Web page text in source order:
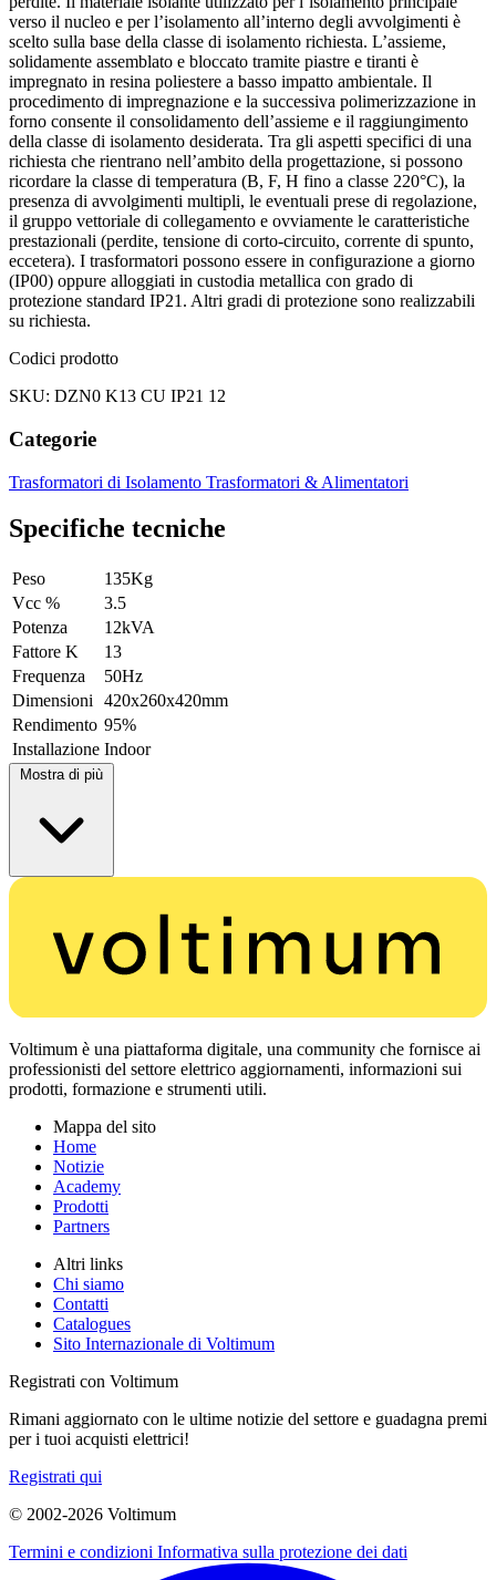
verso il nucleo e per l’isolamento all’interno degli avvolgimenti è
scelto sulla base della classe di isolamento richiesta. L’assieme,
solidamente assemblato e bloccato tramite piastre e tiranti è
impregnato in resina poliestere a basso impatto ambientale. Il
procedimento di impregnazione e la successiva polimerizzazione in
forno consente il consolidamento dell’assieme e il raggiungimento
della classe di isolamento desiderata. Tra gli aspetti specifici di una
richiesta che rientrano nell’ambito della progettazione, si possono
ricordare la classe di temperatura (B, F, H fino a classe 220°C), la
presenza di avvolgimenti multipli, le eventuali prese di regolazione,
il gruppo vettoriale di collegamento e ovviamente le caratteristiche
prestazionali (perdite, tensione di corto-circuito, corrente di spunto,
eccetera). I trasformatori possono essere in configurazione a giorno
(IP00) oppure alloggiati in custodia metallica con grado di
protezione standard IP21. Altri gradi di protezione sono realizzabili
su richiesta.
Codici prodotto
SKU: DZN0 K13 CU IP21 12
Categorie
Trasformatori di Isolamento Trasformatori & Alimentatori
Specifiche tecniche
Peso
135Kg
Vcc %
3.5
Potenza
12kVA
Fattore K
13
Frequenza
50Hz
Dimensioni
420x260x420mm
Rendimento 95%
Installazione Indoor
Mostra di più
Voltimum è una piattaforma digitale, una community che fornisce ai
professionisti del settore elettrico aggiornamenti, informazioni sui
prodotti, formazione e strumenti utili.
Mappa del sito
Home
Notizie
Academy
Prodotti
Partners
Altri links
Chi siamo
Contatti
Catalogues
Sito Internazionale di Voltimum
Registrati con Voltimum
Rimani aggiornato con le ultime notizie del settore e guadagna premi
per i tuoi acquisti elettrici!
Registrati qui
© 2002-2026 Voltimum
Termini e condizioni Informativa sulla protezione dei dati